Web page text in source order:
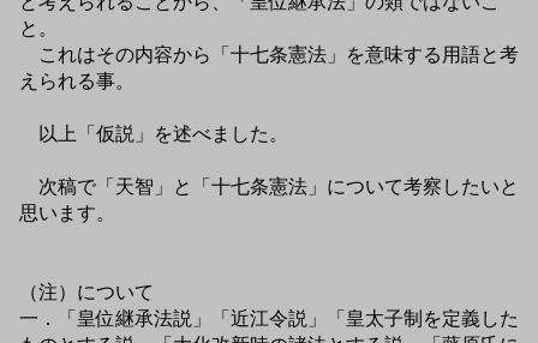
と。
これはその内容から「十七条憲法」を意味する用語と考
えられる事。
以上「仮説」を述べました。
次稿で「天智」と「十七条憲法」について考察したいと
思います。
（注）について
一．「皇位継承法説」「近江令説」「皇太子制を定義した